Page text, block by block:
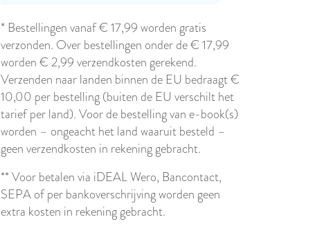
* Bestellingen vanaf € 17,99 worden gratis
verzonden. Over bestellingen onder de € 17,99
worden € 2,99 verzendkosten gerekend.
Verzenden naar landen binnen de EU bedraagt €
10,00 per bestelling (buiten de EU verschilt het
tarief per land). Voor de bestelling van e-book(s)
worden – ongeacht het land waaruit besteld –
geen verzendkosten in rekening gebracht.
** Voor betalen via iDEAL Wero, Bancontact,
SEPA of per bankoverschrijving worden geen
extra kosten in rekening gebracht.